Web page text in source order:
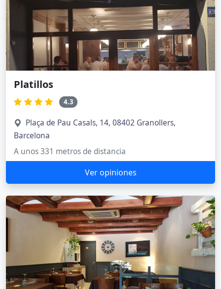
Platillos
4.3
Plaça de Pau Casals, 14, 08402 Granollers,
Barcelona
A unos 331 metros de distancia
Ver opiniones